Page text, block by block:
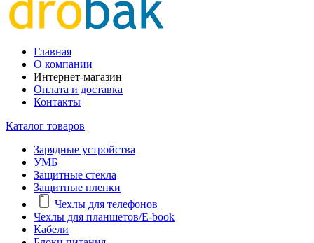
Главная
О компании
Интернет-магазин
Оплата и доставка
Контакты
Каталог товаров
Зарядные устройства
УМБ
Защитные стекла
Защитные пленки
Чехлы для телефонов
Чехлы для планшетов/E-book
Кабели